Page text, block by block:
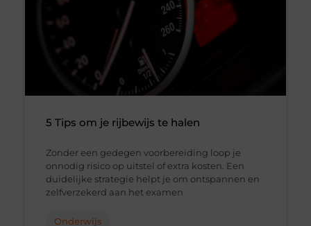
5 Tips om je rijbewijs te halen
Zonder een gedegen voorbereiding loop je
onnodig risico op uitstel of extra kosten. Een
duidelijke strategie helpt je om ontspannen en
zelfverzekerd aan het examen
Onderwijs